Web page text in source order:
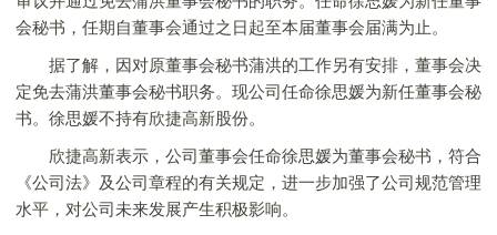
会秘书，任期自董事会通过之日起至本届董事会届满为止。
据了解，因对原董事会秘书蒲洪的工作另有安排，董事会决
定免去蒲洪董事会秘书职务。现公司任命徐思媛为新任董事会秘
书。徐思媛不持有欣捷高新股份。
欣捷高新表示，公司董事会任命徐思媛为董事会秘书，符合
《公司法》及公司章程的有关规定，进一步加强了公司规范管理
水平，对公司未来发展产生积极影响。